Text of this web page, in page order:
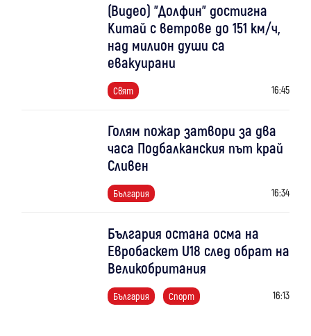
(Видео) "Долфин" достигна
Китай с ветрове до 151 км/ч,
над милион души са
евакуирани
Свят 16:45
Голям пожар затвори за два
часа Подбалканския път край
Сливен
България 16:34
България остана осма на
Евробаскет U18 след обрат на
Великобритания
България Спорт 16:13